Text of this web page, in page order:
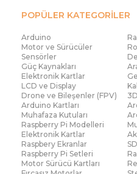
POPÜLER KATEGORİLER
Arduino
Motor ve Sürücüler
Sensörler
Güç Kaynakları
Elektronik Kartlar
LCD ve Display
Drone ve Bileşenler (FPV)
Arduino Kartları
Muhafaza Kutuları
Raspberry Pi Modelleri
Elektronik Kartlar
Raspbery Ekranlar
Raspberry Pi Setleri
Motor Sürücü Kartları